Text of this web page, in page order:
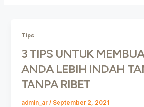
Tips
3 TIPS UNTUK
ANDA LEBIH INDAH
TANPA RIBET
admin_ar / September 2, 2021